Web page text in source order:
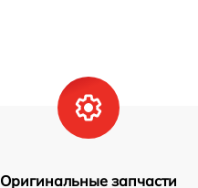
Оригинальные запчасти